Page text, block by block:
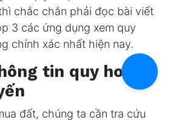
chắc chắn phải đọc bài viết
3 các ứng dụng xem quy
chính xác nhất hiện nay.
tin quy hoạch
đất, chúng ta cần tra cứu